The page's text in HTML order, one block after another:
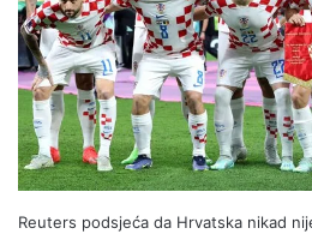
Reuters podsjeća da Hrvatska nikad